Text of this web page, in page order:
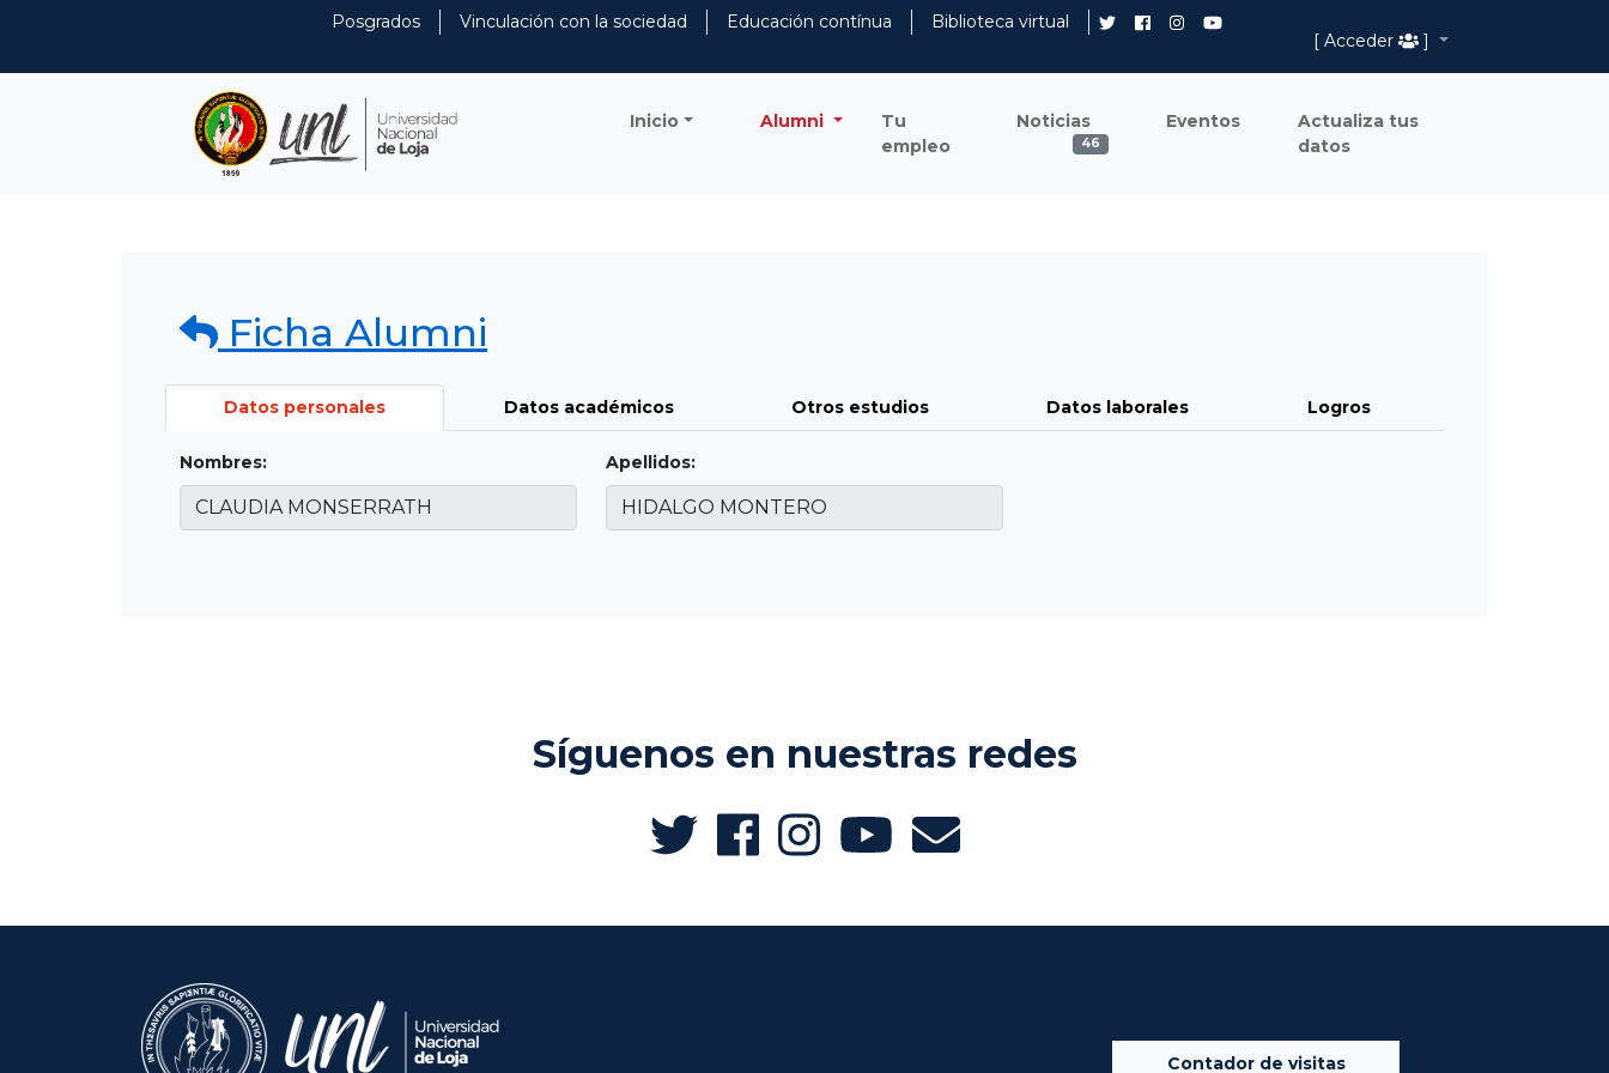
Posgrados Vinculación con la sociedad Educación contínua
Biblioteca virtual
[ Acceder
]
Inicio Alumni
Tu
empleo
Noticias
46
Eventos
Actualiza tus
datos
Ficha Alumni
Datos personales Datos académicos Otros estudios Datos laborales Logros
Nombres: Apellidos:
Síguenos en nuestras redes
Contador de visitas